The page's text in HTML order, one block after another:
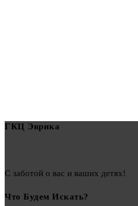
ГКЦ Эврика
С заботой о вас и ваших детях!
Что Будем Искать?